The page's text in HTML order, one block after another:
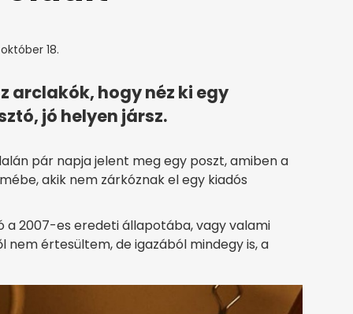
18.
arclakók, hogy néz ki egy
jó helyen jársz.
pár napja jelent meg egy poszt, amiben a
akik nem zárkóznak el egy kiadós
a 2007-es eredeti állapotába, vagy valami
értesültem, de igazából mindegy is, a